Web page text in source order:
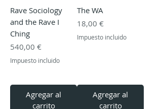
Rave Sociology
and the Rave I
Ching
Precio
540,00 €
Impuesto incluido
Agregar al
carrito
The WA
Precio
18,00 €
Impuesto incluido
Agregar al
carrito